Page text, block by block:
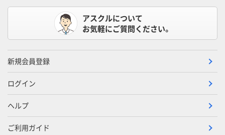
アスクルについて
お気軽にご質問ください。
新規会員登録
ログイン
ヘルプ
ご利用ガイド